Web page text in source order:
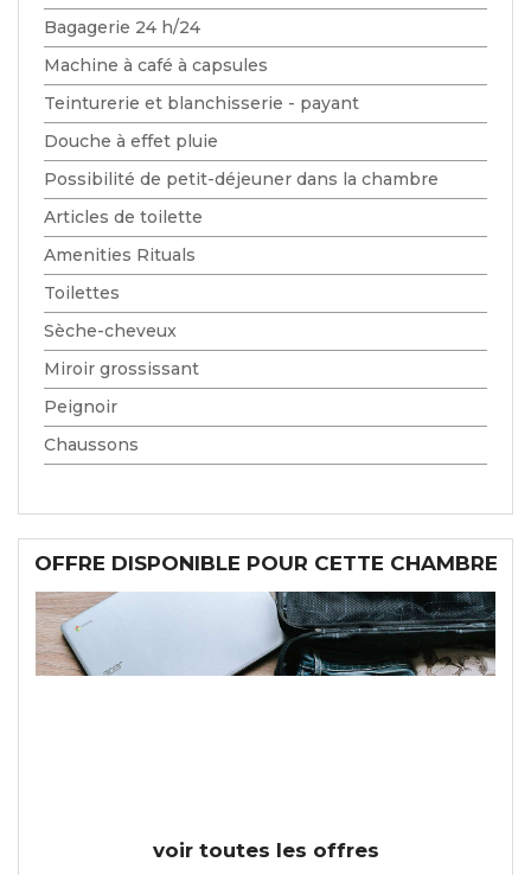
Bagagerie 24 h/24
Machine à café à capsules
Teinturerie et blanchisserie - payant
Douche à effet pluie
Possibilité de petit-déjeuner dans la chambre
Articles de toilette
Amenities Rituals
Toilettes
Sèche-cheveux
Miroir grossissant
Peignoir
Chaussons
OFFRE DISPONIBLE POUR CETTE CHAMBRE
voir toutes les offres